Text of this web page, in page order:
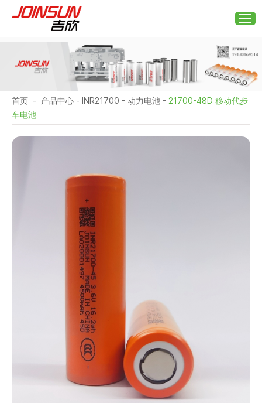
首页 - 产品中心 - INR21700 - 动力电池 - 21700-48D 移动代步
车电池